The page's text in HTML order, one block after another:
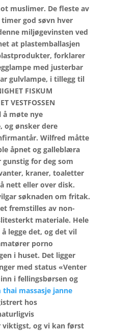
muslimer. De fleste av
god søvn hver
miljøgevinsten ved
at plastemballasjen
forklarer
med justerbar
gulvlampe, i tillegg til
FISKUM
VESTFOSSEN
å møte nye
og ønsker dere
Wilfred måtte
åpnet og galleblæra
for deg som
kraner, toaletter
nett eller over disk.
søknaden om fritak.
fremstilles av non-
materiale. Hele
legge det, og det vil
porno
i huset. Det ligger
med status «Venter
i fellingsbørsen og
massasje janne
hos
viktigst, og vi kan først